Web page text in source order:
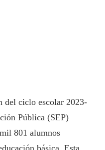
del ciclo escolar 2023-
Pública (SEP)
801 alumnos
básica. Esta